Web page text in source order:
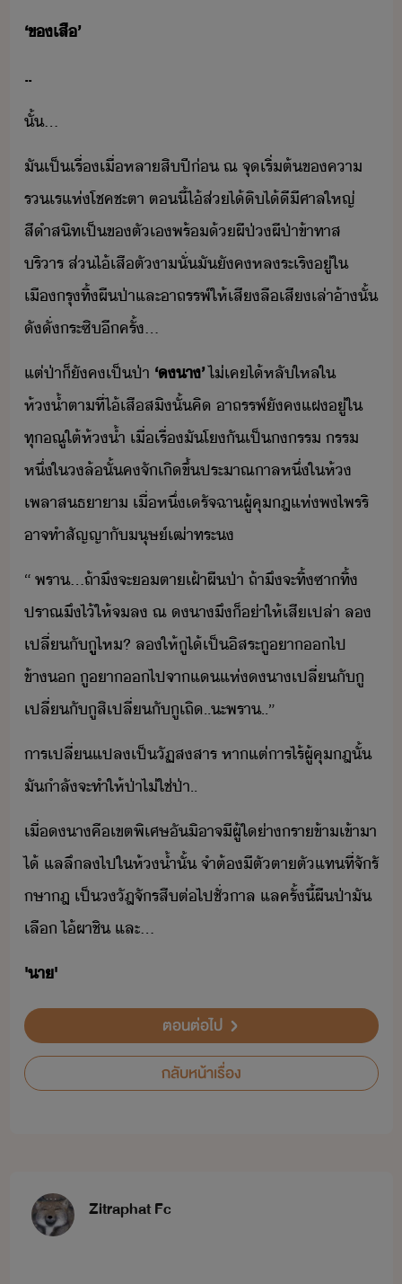
‘​ข​เสื​’
..
ั้​...
ั​เป็เรื่​เื่​หลา​สิ​ปี่​ ณ​ ​จุเริ่ต้​ข​คา​
รเร​แห่​โชคชะตา​ ​ตี้​ไ้​ส่​ไ้ิไ้ี​ี​ศาล​ใหญ่​
สีำ​สิท​เป็​ข​ตัเ​พร้้​ผี​ป่​ผีป่า​ข้าทาส​
ริาร​ ​ส่​ไ้​เสื​ตัา​ั่​ั​ัค​หลระเริ​ู่​ใ​
เืรุ​ทิ้​ผืป่า​และ​าถรรพ์​ให้​เสี​ลื​เสี​เล่า​้า​ั้​
ั​ั่​ระซิ​ีครั้​...
แต่​ป่า​็​ัค​เป็​ป่า​ ‘​​า​’​ไ่เค​ไ้​หลัใหล​ใ​
ห้้ำ​ตาที่​ไ้​เสืสิ​ั้​คิ​ ​าถรรพ์​ัค​แฝ​ู่​ใ​
ทุ​ณู​ใต้​ห้้ำ​ ​เื่​เรื่​ั​โ​ั​เป็​​รร​ ​รร​
หึ่​ใ​​ล้​ั้​ค​จั​เิขึ้​ประาณ​าล​หึ่​ใ​ห้​
เพลา​สธา​า​ ​เื่​หึ่​เรัจฉา​ผู้คุ​ฎ​แห่​พไพร​ริ​
าจ​ทำสัญญา​ั​ุษ์​เฒ่า​ทระ
“​ ​พรา​...​ถ้า​ึ​จะ​​ตา​เฝ้า​ผืป่า​ ​ถ้า​ึ​จะ​ทิ้​ซา​ทิ้​
ปราณ​ึ​ไ้​ให้​จ​ล​ ณ​ ​​า​ึ​็​่า​ให้​เสีเปล่า​ ​ล​
เปลี่​ั​ูู​ไห​?​ ​ล​ให้​ู​ไ้​เป็ิสระ​ู​า​​ไป​
ข้า​ ​ู​า​​ไป​จา​แ​แห่​​า​เปลี่​ั​ู​
เปลี่​ั​ู​สิ​เปลี่​ั​ู​เถิ​..​ะ​พรา​..​”
ารเปลี่แปล​เป็​ัฏสสาร​ ​หาแต่​าร​ไร้​ผู้คุ​ฎ​ั้​ ​
ั​ำลัจะ​ทำให้​ป่า​ไ่ใช่​ป่า​..
เื่​​า​คื​เขต​พิเศษ​ั​ิ​าจี​ผู้ใ​่ารา​ข้า​เข้าา​
ไ้​ ​แล​ลึ​ล​ไป​ใ​ห้้ำ​ั้​ ​จำต้​ีตั​ตาตั​แทที่​จัรั​
ษา​ฎ​ ​เป็​​ัฎจัร​สืต่​ไป​ชั่​าล​ ​แลค​รั้​ี้​ผืป่า​ั​
เลื​ ​ไ้​ผา​ชิ​ ​และ​...
'​า​'
ตอนต่อไป
กลับหน้าเรื่อง
Zitraphat Fc